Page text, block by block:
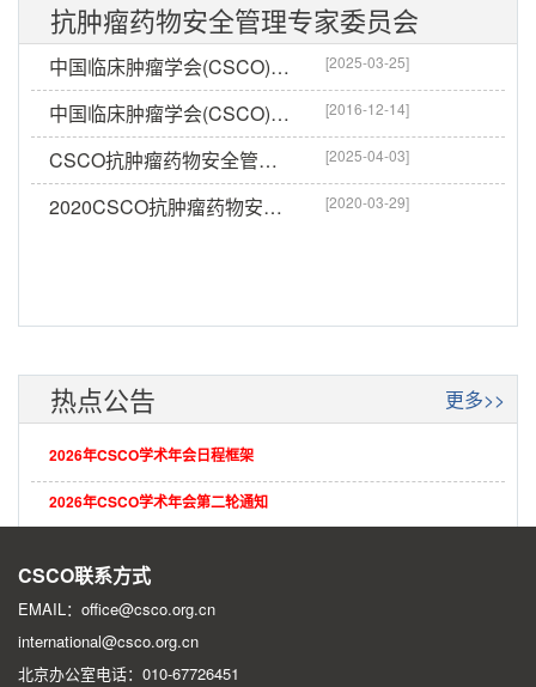
抗肿瘤药物安全管理专家委员会
中国临床肿瘤学会(CSCO)抗肿瘤药物安全管理专家委员会名单 [2025-03-25]
中国临床肿瘤学会(CSCO)抗肿瘤药物安全管理专家委员会成立 [2016-12-14]
CSCO抗肿瘤药物安全管理专家委员会第三届换届会议成功召开 [2025-04-03]
2020CSCO抗肿瘤药物安全管理专家委员会巡讲暨换届工作会议在线召开 [2020-03-29]
热点公告 更多>>
2026年CSCO学术年会日程框架
2026年CSCO学术年会第二轮通知
CSCO联系方式
EMAIL：office@csco.org.cn
international@csco.org.cn
北京办公室电话：010-67726451